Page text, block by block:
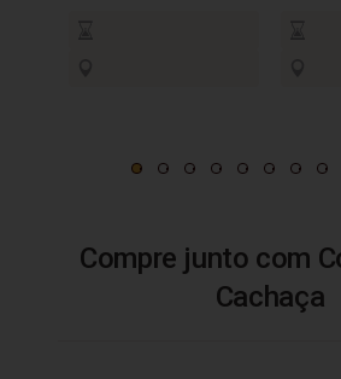
Compre junto com
Cachaça